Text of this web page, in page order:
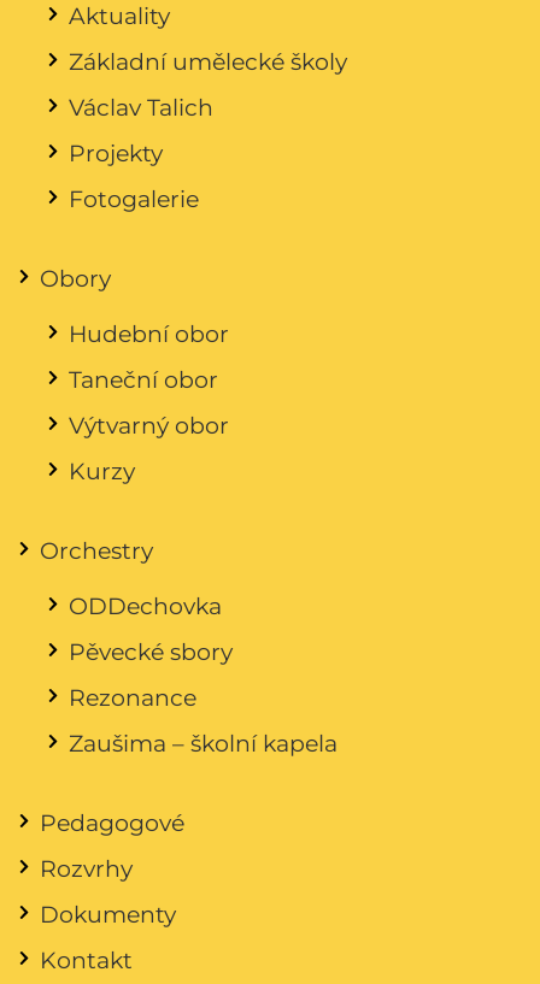
Aktuality
Základní umělecké školy
Václav Talich
Projekty
Fotogalerie
Obory
Hudební obor
Taneční obor
Výtvarný obor
Kurzy
Orchestry
ODDechovka
Pěvecké sbory
Rezonance
Zaušima – školní kapela
Pedagogové
Rozvrhy
Dokumenty
Kontakt